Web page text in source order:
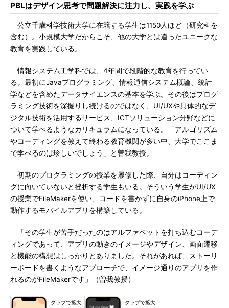
PBLはデザイン思考で問題解決に注力し、実践を学ぶ
公立千歳科学技術大学に在籍する学生は1150人ほど（研究科を
含む）。小規模大学だからこそ、他の大学とは違ったユニークな
教育を実践している。
情報システム工学科では、4年間で段階的な教育を行ってい
る。最初にJavaプログラミング、情報通信システム概論、統計
学などを含めたデータサイエンスの基本を学ぶ。その後はプログ
ラミング技術を深掘りし続けるのではなく、UI/UXや具体的なデ
ジタル技術を活用するサービス、ICTソリューション分野などに
ついて学べるようなカリキュラムになっている。「アルゴリズム
やコーディングを教えて終わる教育機関が多い中、大学でここま
で学べるのは珍しいでしょう」と曽我教授。
初期のプログラミングの授業を履修した際、自分はコーディン
グに向いていないと挫折する学生もいる。そういう学生がUI/UX
の授業でFileMakerを使い、コードを書かずに自身のiPhone上で
動作するモバイルアプリを構築している。
「その学生が苦手だったのはアルファベットを打ち込むコーデ
ィングであって、アプリの動きのイメージやデザイン、画面遷移
と機能の構想はしっかりとありました。それがあれば、ストーリ
ーボードを書くようなアプローチで、イメージ通りのアプリを作
れるのがFileMakerです」（曽我教授）